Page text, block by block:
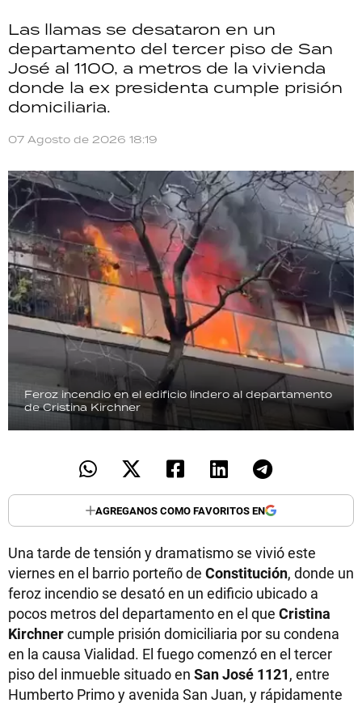
Las llamas se desataron en un
departamento del tercer piso de San
José al 1100, a metros de la vivienda
donde la ex presidenta cumple prisión
domiciliaria.
07 Agosto de 2026 18:19
Feroz incendio en el edificio lindero al departamento
de Cristina Kirchner
AGREGANOS COMO FAVORITOS EN
Una tarde de tensión y dramatismo se vivió este
viernes en el barrio porteño de Constitución, donde un
feroz incendio se desató en un edificio ubicado a
pocos metros del departamento en el que Cristina
Kirchnercumple prisión domiciliaria por su condena
en la causa Vialidad. El fuego comenzó en el tercer
piso del inmueble situado en San José 1121, entre
Humberto Primo y avenida San Juan, y rápidamente